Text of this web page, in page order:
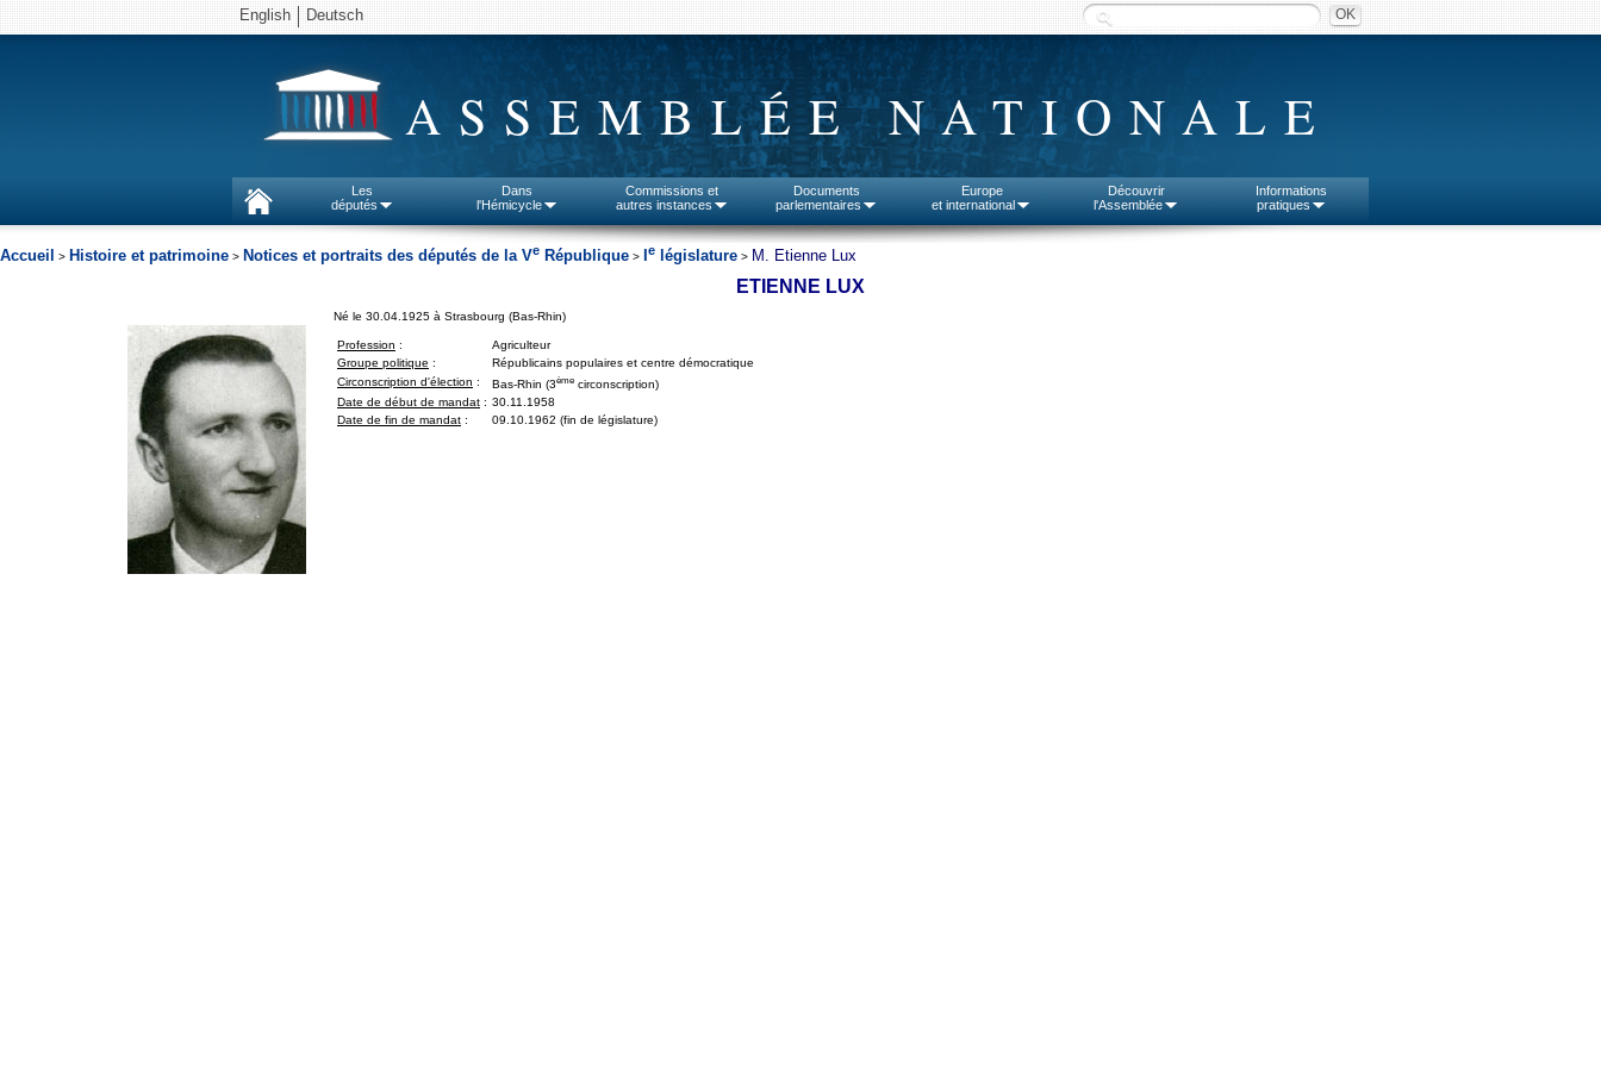
English Deutsch
ASSEMBLÉE NATIONALE
Les
députés
Dans
l'Hémicycle
Commissions et
autres instances
Documents
parlementaires
Europe
et international
Découvrir
l'Assemblée
Informations
pratiques
Accueil > Histoire et patrimoine > Notices et portraits des députés de la Ve République > e législature > M. Etienne Lux
ETIENNE LUX
Né le 30.04.1925 à Strasbourg (Bas-Rhin)
Profession :
Agriculteur
Groupe politique :
Républicains populaires et centre démocratique
Circonscription d'élection : Bas-Rhin (3ème circonscription)
Date de début de mandat : 30.11.1958
Date de fin de mandat : 09.10.1962 (fin de législature)